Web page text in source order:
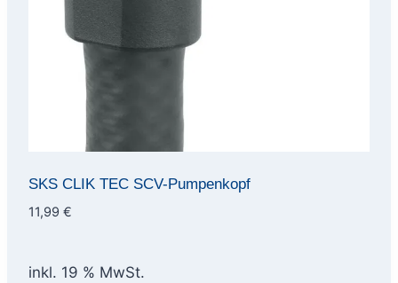
SKS CLIK TEC SCV-Pumpenkopf
11,99 €
inkl. 19 % MwSt.